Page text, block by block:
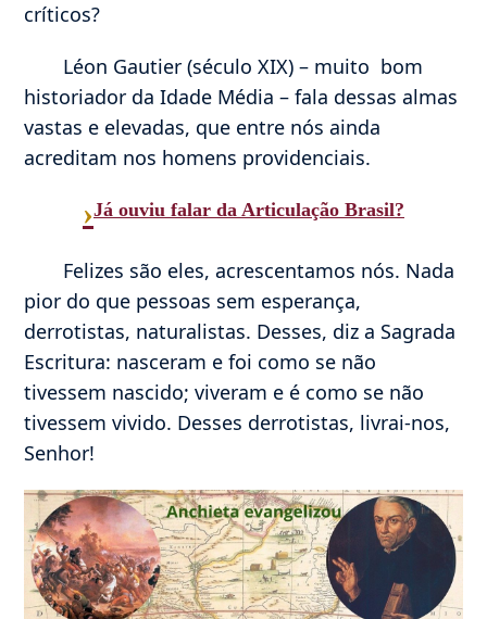
críticos?
Léon Gautier (século XIX) – muito bom
historiador da Idade Média – fala dessas almas
vastas e elevadas, que entre nós ainda
acreditam nos homens providenciais.
›Já ouviu falar da Articulação Brasil?
Felizes são eles, acrescentamos nós. Nada
pior do que pessoas sem esperança,
derrotistas, naturalistas. Desses, diz a Sagrada
Escritura: nasceram e foi como se não
tivessem nascido; viveram e é como se não
tivessem vivido. Desses derrotistas, livrai-nos,
Senhor!